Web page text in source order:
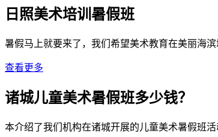
日照美术培训暑假班
暑假马上就要来了，我们希望美术教育在美丽海
查看更多
诸城儿童美术暑假班多少钱？
本介绍了我们机构在诸城开展的儿童美术暑假班